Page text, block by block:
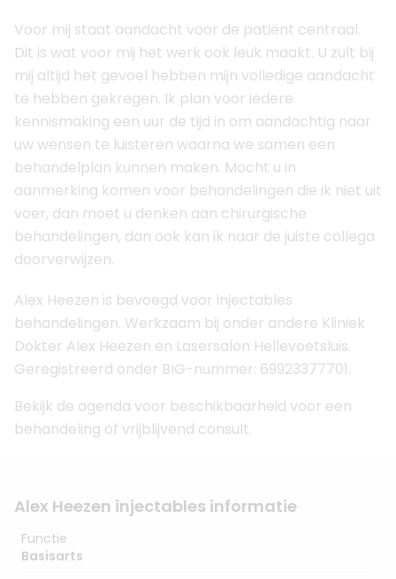
Voor mij staat aandacht voor de patiënt centraal.
Dit is wat voor mij het werk ook leuk maakt. U zult bij
mij altijd het gevoel hebben mijn volledige aandacht
te hebben gekregen. Ik plan voor iedere
kennismaking een uur de tijd in om aandachtig naar
uw wensen te luisteren waarna we samen een
behandelplan kunnen maken. Mocht u in
aanmerking komen voor behandelingen die ik niet uit
voer, dan moet u denken aan chirurgische
behandelingen, dan ook kan ik naar de juiste collega
doorverwijzen.
Alex Heezen is bevoegd voor injectables
behandelingen. Werkzaam bij onder andere Kliniek
Dokter Alex Heezen en Lasersalon Hellevoetsluis.
Geregistreerd onder BIG-nummer: 69923377701.
Bekijk de agenda voor beschikbaarheid voor een
behandeling of vrijblijvend consult.
Alex Heezen injectables informatie
Functie
Basisarts